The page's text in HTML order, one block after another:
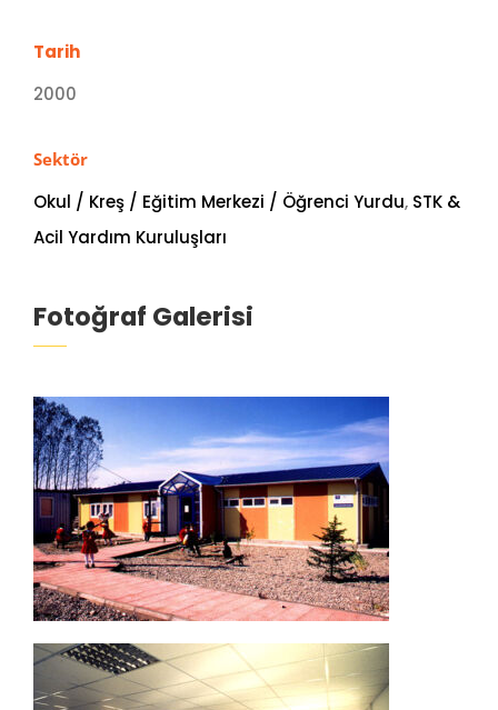
Tarih
2000
Sektör
Okul / Kreş / Eğitim Merkezi / Öğrenci Yurdu, STK &
Acil Yardım Kuruluşları
Fotoğraf Galerisi